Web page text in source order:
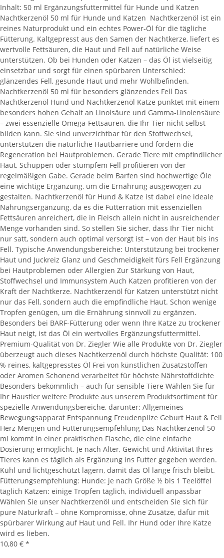
Inhalt: 50 ml Ergänzungsfuttermittel für Hunde und Katzen
Nachtkerzenöl 50 ml für Hunde und Katzen Nachtkerzenöl ist ein
reines Naturprodukt und ein echtes Power-Öl für die tägliche
Fütterung. Kaltgepresst aus den Samen der Nachtkerze, liefert es
wertvolle Fettsäuren, die Haut und Fell auf natürliche Weise
unterstützen. Ob bei Hunden oder Katzen – das Öl ist vielseitig
einsetzbar und sorgt für einen spürbaren Unterschied:
glänzendes Fell, gesunde Haut und mehr Wohlbefinden.
Nachtkerzenöl 50 ml für besonders glänzendes Fell Das
Nachtkerzenöl Hund und Nachtkerzenöl Katze punktet mit einem
besonders hohen Gehalt an Linolsäure und Gamma-Linolensäure
– zwei essenzielle Omega-Fettsäuren, die Ihr Tier nicht selbst
bilden kann. Sie sind unverzichtbar für den Stoffwechsel,
unterstützen die natürliche Hautbarriere und fördern die
Regeneration bei Hautproblemen. Gerade Tiere mit empfindlicher
Haut, Schuppen oder stumpfem Fell profitieren von der
regelmäßigen Gabe. Gerade beim Barfen sind hochwertige Öle
eine wichtige Ergänzung, um die Ernährung ausgewogen zu
gestalten. Nachtkerzenöl für Hund & Katze ist dabei eine ideale
Nahrungsergänzung, da es die Futterration mit essenziellen
Fettsäuren anreichert, die in Fleisch allein nicht in ausreichender
Menge vorhanden sind. So stellen Sie sicher, dass Ihr Tier nicht
nur satt, sondern auch optimal versorgt ist – von der Haut bis ins
Fell. Typische Anwendungsbereiche: Unterstützung bei trockener
Haut und Juckreiz Glanz und Geschmeidigkeit fürs Fell Ergänzung
bei Hautproblemen oder Allergien Zur Stärkung von Haut,
Stoffwechsel und Immunsystem Auch Katzen profitieren von der
Kraft der Nachtkerze. Nachtkerzenöl für Katzen unterstützt nicht
nur das Fell, sondern auch die empfindliche Haut. Schon wenige
Tropfen genügen, um die Ernährung sinnvoll zu ergänzen.
Besonders bei BARF-Fütterung oder wenn Ihre Katze zu trockener
Haut neigt, ist das Öl ein wertvolles Ergänzungsfuttermittel.
Premium-Qualität von Dr. Ziegler Wie alle Produkte von Dr. Ziegler
überzeugt auch dieses Nachtkerzenöl durch höchste Qualität: 100
% reines, kaltgepresstes Öl Frei von künstlichen Zusatzstoffen
oder Aromen Schonend verarbeitet für höchste Nährstoffdichte
Besonders bekömmlich – auch für sensible Tiere Wählen Sie für
Ihr Haustier weitere Produkte aus unserem Produktsortiment für
spezielle Anwendungsbereiche, darunter: Allgemeines
Bewegungsapparat Entspannung Freudenpilze Geburt Haut & Fell
Herz Mengen und Fütterungsempfehlung Das Nachtkerzenöl 50
ml kommt in einer praktischen Flasche, die eine einfache
Dosierung ermöglicht. Je nach Alter, Gewicht und Aktivität Ihres
Tieres kann es täglich als Ergänzung ins Futter gegeben werden.
Kühl und lichtgeschützt lagern, damit das Öl lange frisch bleibt.
Fütterungsempfehlung: Hunde: je nach Größe ½ bis 1 Teelöffel
täglich Katzen: einige Tropfen täglich, individuell anpassbar
Wählen Sie unser Nachtkerzenöl und entscheiden Sie sich für
pure Naturkraft – ohne Kompromisse, ohne Zusätze, dafür mit
spürbarer Wirkung auf Haut und Fell. Ihr Hund oder Ihre Katze
wird es lieben.
10,80 € *